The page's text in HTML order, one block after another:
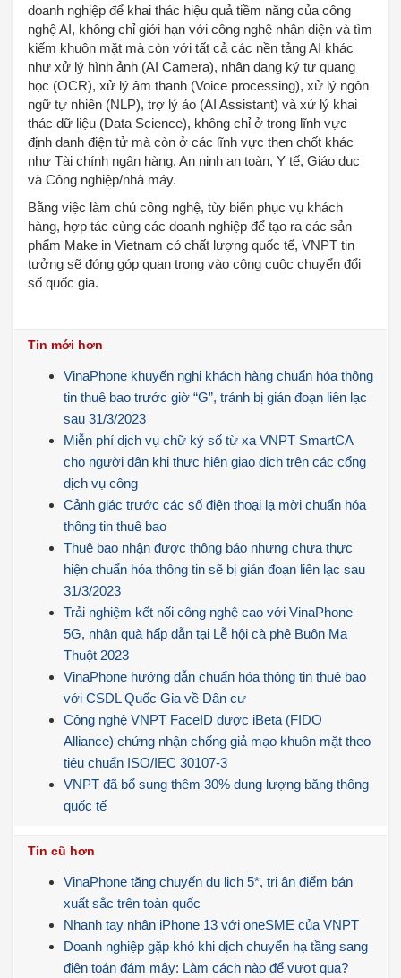
doanh nghiệp để khai thác hiệu quả tiềm năng của công
nghệ AI, không chỉ giới hạn với công nghệ nhận diện và tìm
kiếm khuôn mặt mà còn với tất cả các nền tảng AI khác
như xử lý hình ảnh (AI Camera), nhận dạng ký tự quang
học (OCR), xử lý âm thanh (Voice processing), xử lý ngôn
ngữ tự nhiên (NLP), trợ lý ảo (AI Assistant) và xử lý khai
thác dữ liệu (Data Science), không chỉ ở trong lĩnh vực
định danh điện tử mà còn ở các lĩnh vực then chốt khác
như Tài chính ngân hàng, An ninh an toàn, Y tế, Giáo dục
và Công nghiệp/nhà máy.
Bằng việc làm chủ công nghệ, tùy biến phục vụ khách
hàng, hợp tác cùng các doanh nghiệp để tạo ra các sản
phẩm Make in Vietnam có chất lượng quốc tế, VNPT tin
tưởng sẽ đóng góp quan trọng vào công cuộc chuyển đổi
số quốc gia.
Tin mới hơn
VinaPhone khuyến nghị khách hàng chuẩn hóa thông
tin thuê bao trước giờ “G”, tránh bị gián đoạn liên lạc
sau 31/3/2023
Miễn phí dịch vụ chữ ký số từ xa VNPT SmartCA
cho người dân khi thực hiện giao dịch trên các cổng
dịch vụ công
Cảnh giác trước các số điện thoại lạ mời chuẩn hóa
thông tin thuê bao
Thuê bao nhận được thông báo nhưng chưa thực
hiện chuẩn hóa thông tin sẽ bị gián đoạn liên lạc sau
31/3/2023
Trải nghiệm kết nối công nghệ cao với VinaPhone
5G, nhận quà hấp dẫn tại Lễ hội cà phê Buôn Ma
Thuột 2023
VinaPhone hướng dẫn chuẩn hóa thông tin thuê bao
với CSDL Quốc Gia về Dân cư
Công nghệ VNPT FaceID được iBeta (FIDO
Alliance) chứng nhận chống giả mạo khuôn mặt theo
tiêu chuẩn ISO/IEC 30107-3
VNPT đã bổ sung thêm 30% dung lượng băng thông
quốc tế
Tin cũ hơn
VinaPhone tặng chuyến du lịch 5*, tri ân điểm bán
xuất sắc trên toàn quốc
Nhanh tay nhận iPhone 13 với oneSME của VNPT
Doanh nghiệp gặp khó khi dịch chuyển hạ tầng sang
điện toán đám mây: Làm cách nào để vượt qua?